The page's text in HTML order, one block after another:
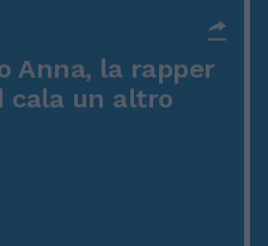
Anna, la rapper
cala un altro